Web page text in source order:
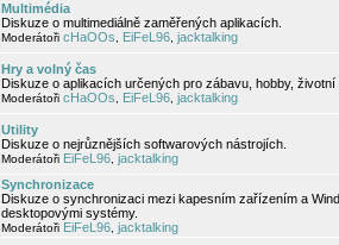
Multimédia
Diskuze o multimediálně zaměřených aplikacích.
Moderátoři cHaOOs EiFeL96 jacktalking
Hry a volný čas
Diskuze o aplikacích určených pro zábavu, hobby, životní
Moderátoři cHaOOs EiFeL96 jacktalking
Utility
Diskuze o nejrůznějších softwarových nástrojích.
Moderátoři EiFeL96 jacktalking
Synchronizace
Diskuze o synchronizaci mezi kapesním zařízením a
desktopovými systémy.
Moderátoři EiFeL96 jacktalking